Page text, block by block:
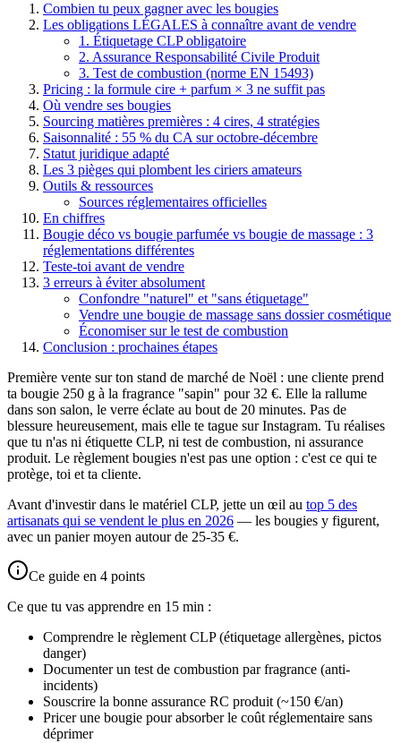
Combien tu peux gagner avec les bougies
Les obligations LÉGALES à connaître avant de vendre
1. Étiquetage CLP obligatoire
2. Assurance Responsabilité Civile Produit
3. Test de combustion (norme EN 15493)
Pricing : la formule cire + parfum × 3 ne suffit pas
Où vendre ses bougies
Sourcing matières premières : 4 cires, 4 stratégies
Saisonnalité : 55 % du CA sur octobre-décembre
Statut juridique adapté
Les 3 pièges qui plombent les ciriers amateurs
Outils & ressources
Sources réglementaires officielles
En chiffres
Bougie déco vs bougie parfumée vs bougie de massage : 3
réglementations différentes
Teste-toi avant de vendre
3 erreurs à éviter absolument
Confondre "naturel" et "sans étiquetage"
Vendre une bougie de massage sans dossier cosmétique
Économiser sur le test de combustion
Conclusion : prochaines étapes
Première vente sur ton stand de marché de Noël : une cliente prend
ta bougie 250 g à la fragrance "sapin" pour 32 €. Elle la rallume
dans son salon, le verre éclate au bout de 20 minutes. Pas de
blessure heureusement, mais elle te tague sur Instagram. Tu réalises
que tu n'as ni étiquette CLP, ni test de combustion, ni assurance
produit. Le règlement bougies n'est pas une option : c'est ce qui te
protège, toi et ta cliente.
Avant d'investir dans le matériel CLP, jette un œil au top 5 des
artisanats qui se vendent le plus en 2026 — les bougies y figurent,
avec un panier moyen autour de 25-35 €.
Ce guide en 4 points
Ce que tu vas apprendre en 15 min :
Comprendre le règlement CLP (étiquetage allergènes, pictos
danger)
Documenter un test de combustion par fragrance (anti-
incidents)
Souscrire la bonne assurance RC produit (~150 €/an)
Pricer une bougie pour absorber le coût réglementaire sans
déprimer